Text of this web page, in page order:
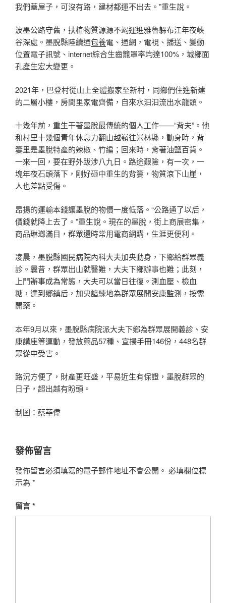
我們蓋屋子，可沒有路，建材都運不出去。”重生說。
波墨公路守舊，扶植物質源源不竭運進雅魯躲布江年夜峽
谷深處。墨脫縣陸續通包養電、通網，電視、播送、變動
位置電子訊號、internet綜合生齒籠罩率均達100%，城鄉面
孔產生宏大變更。
2021年，巴登村從山上全體搬家至新村，同鄉們住進新建
的二層小樓，房間里家電齊備，自來水汩汩流出水龍頭。
十幾年前，重生干著墨脫最傳統的個人工作——“背夫”。他
和村里十幾個青年休息力翻山越嶺往米林縣，動身時，背
簍里是墨脫特產的辣椒、竹編；回來時，背著油鹽百貨。
一來一回，要在野外跋涉八九日。路途艱險，有一次，一
塊年夜石頭落下，剛好砸中重生的背簍，物質滾下山崖，
人也差點受傷。
昂揚的運輸本錢讓墨脫的物價一度低落。“公路通了以后，
價錢就降上去了。”重生說。現在的墨脫，街上商展密集，
商品琳瑯滿目，群眾還時常用電商網購，生涯更便利。
凌晨，墨脫縣國民病院內科大夫加央動身，下鄉給群眾義
診。曩昔，群眾出山就醫難，大夫下鄉辦事也難；此刻，
上門辦事成為常態，大夫可以當日往復。測血壓、檢血
糖，達到鄉鎮后，加央諳練地為群眾展開安康監測，按需
開藥。
本年9月以來，墨脫縣病院派大夫下鄉為群眾展開義診、安
康講座等運動，發放藥品57種、宣揚手冊146份，448名群
眾從中受害。
路況方便了，財產更旺盛，平易近生有保證，墨脫群眾的
日子，超出越有盼頭。
制圖：蔡華偉
發佈留言
發佈留言必須填寫的電子郵件地址不會公開。 必填欄位標
示為 *
留言*